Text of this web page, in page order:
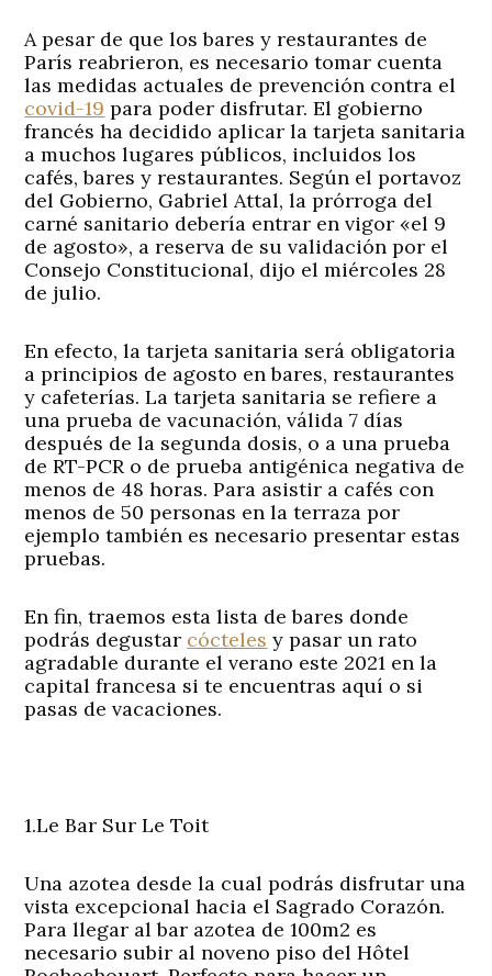
A pesar de que los bares y restaurantes de
París reabrieron, es necesario tomar cuenta
las medidas actuales de prevención contra el
covid-19 para poder disfrutar. El gobierno
francés ha decidido aplicar la tarjeta sanitaria
a muchos lugares públicos, incluidos los
cafés, bares y restaurantes. Según el portavoz
del Gobierno, Gabriel Attal, la prórroga del
carné sanitario debería entrar en vigor «el 9
de agosto», a reserva de su validación por el
Consejo Constitucional, dijo el miércoles 28
de julio.
En efecto, la tarjeta sanitaria será obligatoria
a principios de agosto en bares, restaurantes
y cafeterías. La tarjeta sanitaria se refiere a
una prueba de vacunación, válida 7 días
después de la segunda dosis, o a una prueba
de RT-PCR o de prueba antigénica negativa de
menos de 48 horas. Para asistir a cafés con
menos de 50 personas en la terraza por
ejemplo también es necesario presentar estas
pruebas.
En fin, traemos esta lista de bares donde
podrás degustar cócteles y pasar un rato
agradable durante el verano este 2021 en la
capital francesa si te encuentras aquí o si
pasas de vacaciones.
1.Le Bar Sur Le Toit
Una azotea desde la cual podrás disfrutar una
vista excepcional hacia el Sagrado Corazón.
Para llegar al bar azotea de 100m2 es
necesario subir al noveno piso del Hôtel